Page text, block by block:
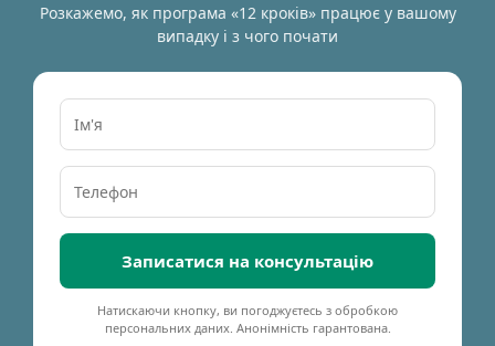
Розкажемо, як програма «12 кроків» працює у вашому
випадку і з чого почати
Записатися на консультацію
Натискаючи кнопку, ви погоджуєтесь з обробкою
персональних даних. Анонімність гарантована.